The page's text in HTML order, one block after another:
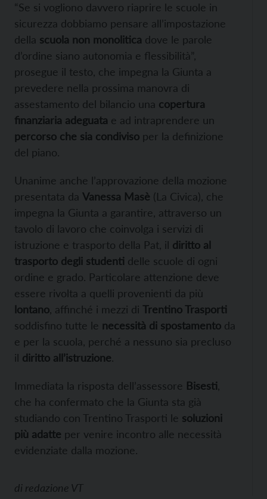
“Se si vogliono davvero riaprire le scuole in
sicurezza dobbiamo pensare all’impostazione
della scuola non monolitica dove le parole
d’ordine siano autonomia e flessibilità”,
prosegue il testo, che impegna la Giunta a
prevedere nella prossima manovra di
assestamento del bilancio una copertura
finanziaria adeguata e ad intraprendere un
percorso che sia condiviso per la definizione
del piano.
Unanime anche l’approvazione della mozione
presentata da Vanessa Masè (La Civica), che
impegna la Giunta a garantire, attraverso un
tavolo di lavoro che coinvolga i servizi di
istruzione e trasporto della Pat, il diritto al
trasporto degli studenti delle scuole di ogni
ordine e grado. Particolare attenzione deve
essere rivolta a quelli provenienti da più
lontano, affinché i mezzi di Trentino Trasporti
soddisfino tutte le necessità di spostamento da
e per la scuola, perché a nessuno sia precluso
il diritto all’istruzione.
Immediata la risposta dell’assessore Bisesti,
che ha confermato che la Giunta sta già
studiando con Trentino Trasporti le soluzioni
più adatte per venire incontro alle necessità
evidenziate dalla mozione.
di redazione VT